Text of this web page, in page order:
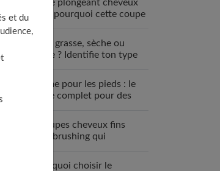
Carré plongeant cheveux
fins : pourquoi cette coupe
Peau grasse, sèche ou
mixte ? Identifie ton type
Crème pour les pieds : le
guide complet pour des
7 coupes cheveux fins
sans brushing qui
Pourquoi choisir le
et du